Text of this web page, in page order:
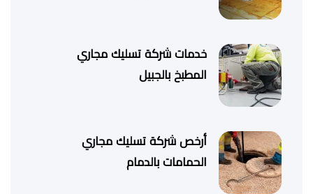
خدمات شركة تسليك مجاري
المطبخ بالجبيل
أرخص شركة تسليك مجاري
الحمامات بالدمام